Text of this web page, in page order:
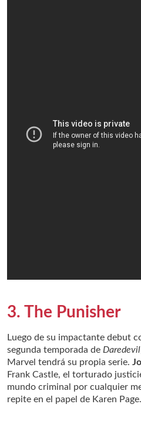
3. The Punisher
Luego de su impactante debut
segunda temporada de Daredevil
Marvel tendrá su propia serie.
Frank Castle, el torturado
mundo criminal por cualquier
repite en el papel de Karen Page.